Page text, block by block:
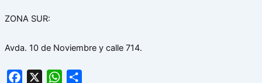
ZONA SUR:
Avda. 10 de Noviembre y calle 714.
Facebook WhatsApp